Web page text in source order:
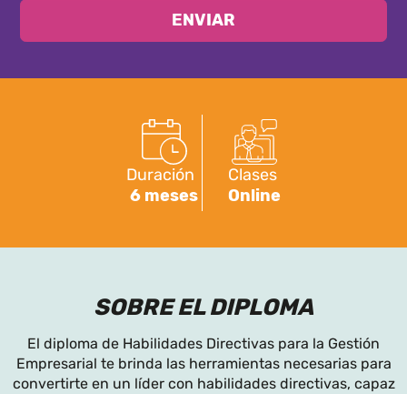
ENVIAR
Duración
6 meses
Clases
Online
SOBRE EL DIPLOMA
El diploma de Habilidades Directivas para la Gestión
Empresarial te brinda las herramientas necesarias para
convertirte en un líder con habilidades directivas, capaz